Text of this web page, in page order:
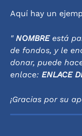
Aquí hay un
" NOMBRE está
de fondos, y le
donar, puede
enlace: ENLACE
¡Gracias por su